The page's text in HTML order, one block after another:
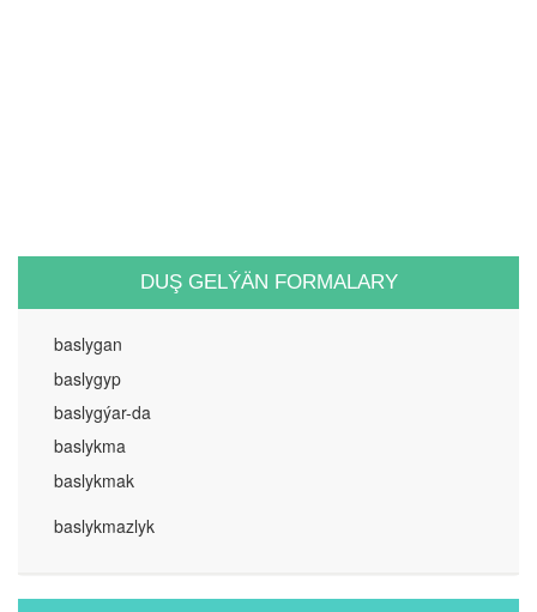
DUŞ GELÝÄN FORMALARY
baslygan
baslygyp
baslygýar-da
baslykma
baslykmak
baslykmazlyk